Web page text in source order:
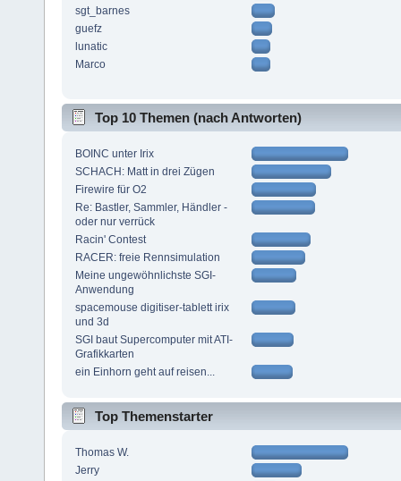
sgt_barnes
guefz
lunatic
Marco
Top 10 Themen (nach Antworten)
BOINC unter Irix
SCHACH: Matt in drei Zügen
Firewire für O2
Re: Bastler, Sammler, Händler -
oder nur verrück
Racin' Contest
RACER: freie Rennsimulation
Meine ungewöhnlichste SGI-
Anwendung
spacemouse digitiser-tablett irix
und 3d
SGI baut Supercomputer mit ATI-
Grafikkarten
ein Einhorn geht auf reisen...
Top Themenstarter
Thomas W.
Jerry